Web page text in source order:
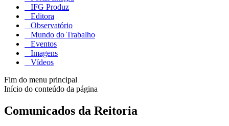
IFG Produz
Editora
Observatório
Mundo do Trabalho
Eventos
Imagens
Vídeos
Fim do menu principal
Início do conteúdo da página
Comunicados da Reitoria